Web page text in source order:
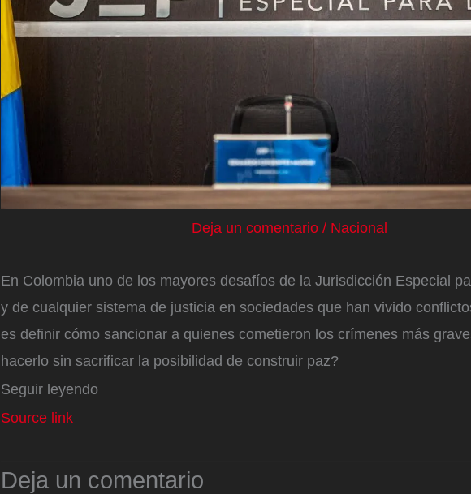
Deja un comentario / Nacional
En Colombia uno de los mayores desafíos de la Jurisdicción Especial
y de cualquier sistema de justicia en sociedades que han vivido
es definir cómo sancionar a quienes cometieron los crímenes más
hacerlo sin sacrificar la posibilidad de construir paz?
Seguir leyendo
Source link
Deja un comentario